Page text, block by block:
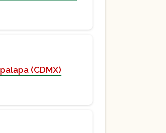
(CDMX)